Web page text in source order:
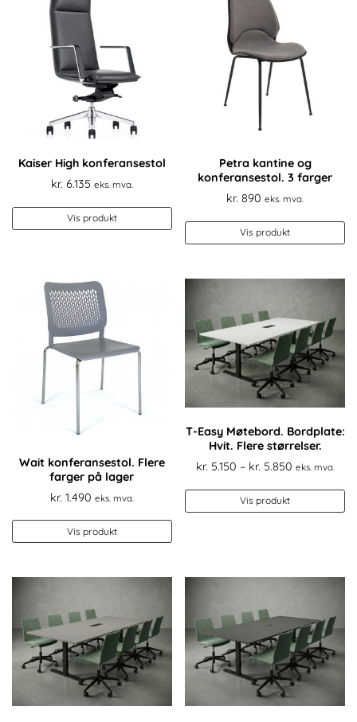
Kaiser High konferansestol
kr. 6.135 eks. mva.
Vis produkt
Petra kantine og
konferansestol. 3 farger
kr. 890 eks. mva.
Vis produkt
Wait konferansestol. Flere
farger på lager
kr. 1.490 eks. mva.
Vis produkt
T-Easy Møtebord. Bordplate:
Hvit. Flere størrelser.
kr. 5.150 – kr. 5.850Prisområde:
kr. 5.850
eks. mva.
Vis produkt